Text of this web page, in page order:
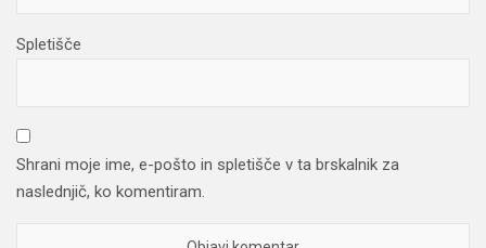
Spletišče
Shrani moje ime, e-pošto in spletišče v ta brskalnik za
naslednjič, ko komentiram.